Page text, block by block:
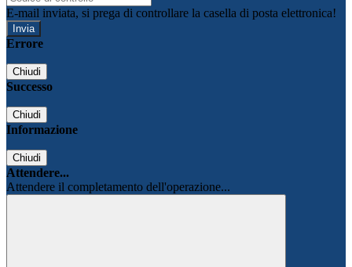
E-mail inviata, si prega di controllare la casella di posta elettronica!
Errore
Chiudi
Successo
Chiudi
Informazione
Chiudi
Attendere...
Attendere il completamento dell'operazione...